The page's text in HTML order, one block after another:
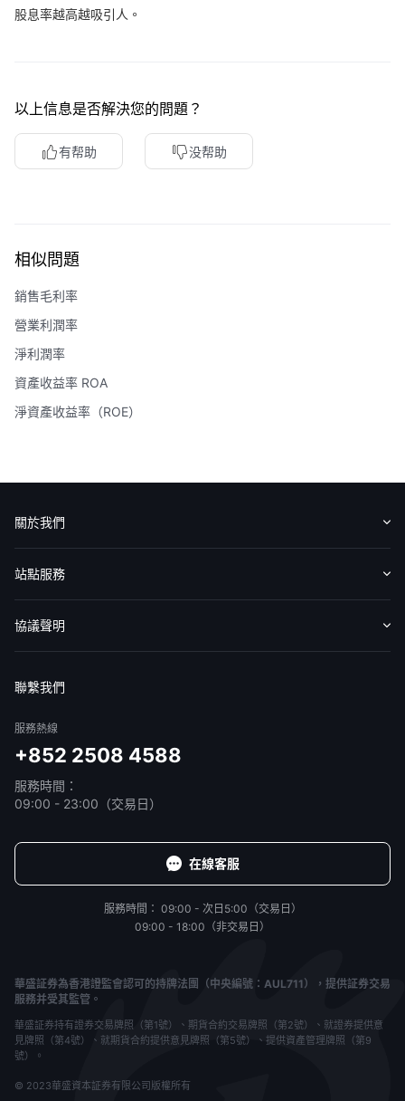
關於我們
媒體報導
股息率越高越吸引人。
以上信息是否解決您的問題？
有帮助 没帮助
相似問題
銷售毛利率
營業利潤率
淨利潤率
資產收益率 ROA
淨資產收益率（ROE）
關於我們
認識華盛
媒體報導
意見反饋
站點服務
收費標準
交易工具
幫助中心
協議聲明
聯繫我們
服務熱線
+852 2508 4588
服務時間：
09:00 - 23:00（交易日）
在線客服
服務時間： 09:00 - 次日5:00（交易日）
09:00 - 18:00（非交易日）
華盛証券為香港證監會認可的持牌法團（中央編號：AUL711），提供証券交易
服務并受其監管。
華盛証券持有證券交易牌照（第1號）、期貨合約交易牌照（第2號）、就證券提供意
見牌照（第4號）、就期貨合約提供意見牌照（第5號）、提供資產管理牌照（第9
號）。
© 2023華盛資本証券有限公司版權所有